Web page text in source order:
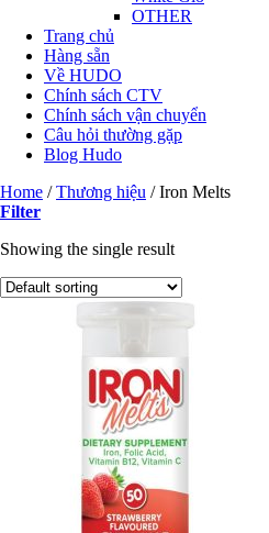
OTHER
Trang chủ
Hàng sẵn
Về HUDO
Chính sách CTV
Chính sách vận chuyển
Câu hỏi thường gặp
Blog Hudo
Home / Thương hiệu /Iron Melts
Filter
Showing the single result